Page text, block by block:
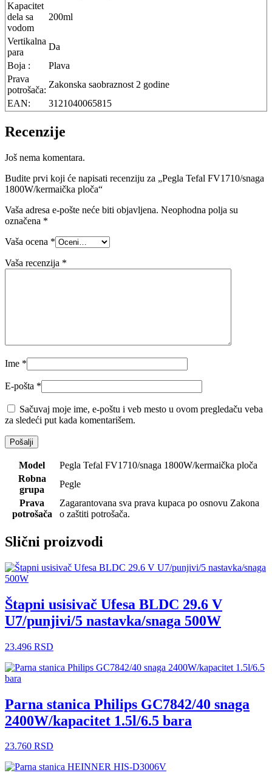
Kapacitet
dela sa
vodom
200ml
Vertikalna
para
Da
Boja :
Plava
Prava
potrošača:
Zakonska saobraznost 2 godine
EAN:
3121040065815
Recenzije
Još nema komentara.
Budite prvi koji će napisati recenziju za „Pegla Tefal FV1710/snaga
1800W/kermaička ploča“
Vaša adresa e-pošte neće biti objavljena. Neophodna polja su
označena *
Vaša ocena *
Vaša recenzija *
Ime *
E-pošta *
Sačuvaj moje ime, e-poštu i veb mesto u ovom pregledaču veba
za sledeći put kada komentarišem.
Model
Pegla Tefal FV1710/snaga 1800W/kermaička ploča
Robna
grupa
Pegle
Prava
potrošača
Zagarantovana sva prava kupaca po osnovu Zakona
o zaštiti potrošača.
Slični proizvodi
Štapni usisivač Ufesa BLDC 29.6 V
U7/punjivi/5 nastavka/snaga 500W
23.496 RSD
Parna stanica Philips GC7842/40 snaga
2400W/kapacitet 1.5l/6.5 bara
23.760 RSD